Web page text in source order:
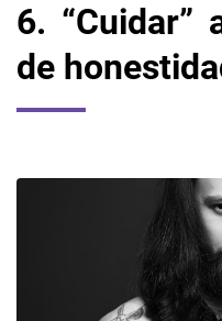
6.
de